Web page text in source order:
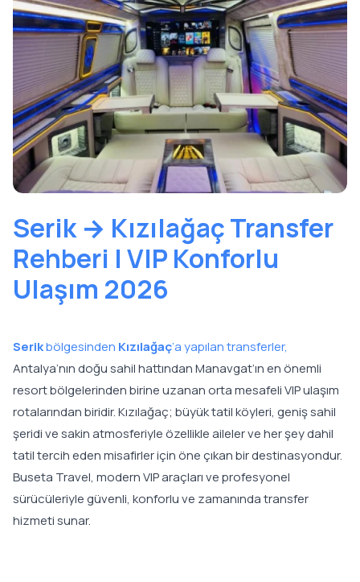
Serik → Kızılağaç Transfer
Rehberi | VIP Konforlu
Ulaşım 2026
Serikbölgesinden Kızılağaç’a yapılan transferler,
Antalya’nın doğu sahil hattından Manavgat’ın en önemli
resort bölgelerinden birine uzanan orta mesafeli VIP ulaşım
rotalarından biridir. Kızılağaç; büyük tatil köyleri, geniş sahil
şeridi ve sakin atmosferiyle özellikle aileler ve her şey dahil
tatil tercih eden misafirler için öne çıkan bir destinasyondur.
Buseta Travel, modern VIP araçları ve profesyonel
sürücüleriyle güvenli, konforlu ve zamanında transfer
hizmeti sunar.